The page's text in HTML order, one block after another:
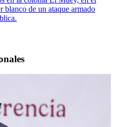
blanco de un ataque armado